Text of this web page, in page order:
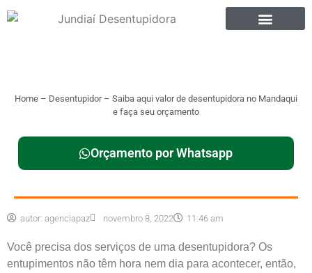
Home – Desentupidor– Saiba aqui valor de desentupidora no Mandaqui
e faça seu orçamento
Orçamento por Whatsapp
autor: agenciapaz novembro 8, 2022 11:46 am
Você precisa dos serviços de uma desentupidora? Os
entupimentos não têm hora nem dia para acontecer, então,